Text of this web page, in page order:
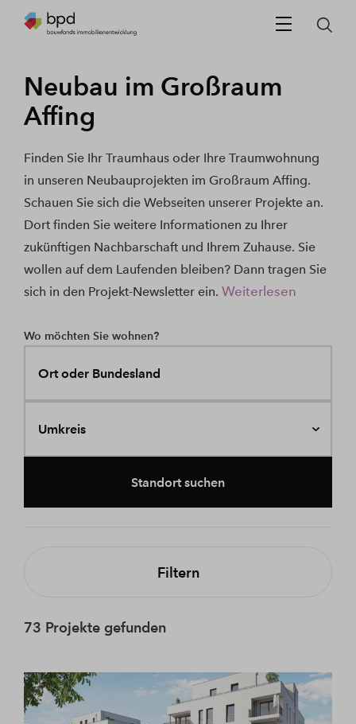
Neubau im Großraum
Affing
Finden Sie Ihr Traumhaus oder Ihre Traumwohnung
in unseren Neubauprojekten im Großraum Affing.
Schauen Sie sich die Webseiten unserer Projekte an.
Dort finden Sie weitere Informationen zu Ihrer
zukünftigen Nachbarschaft und Ihrem Zuhause. Sie
wollen auf dem Laufenden bleiben? Dann tragen Sie
sich in den Projekt-Newsletter ein. Weiterlesen
Wo möchten Sie wohnen?
Ort oder Bundesland
Umkreis
Standort suchen
Filtern
73 Projekte gefunden